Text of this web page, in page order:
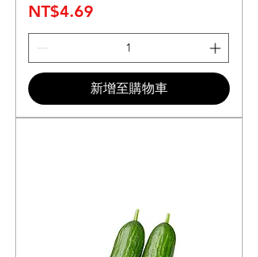
價格
NT$4.69
新增至購物車